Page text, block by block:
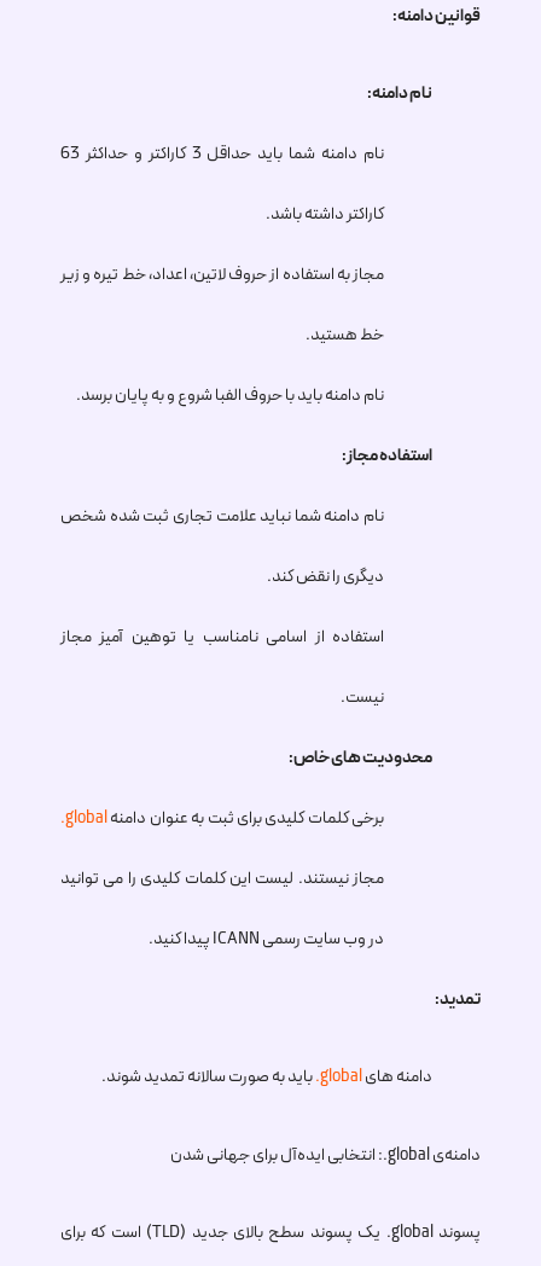
قوانین دامنه:
نام دامنه:
نام دامنه شما باید حداقل 3 کاراکتر و حداکثر 63
کاراکتر داشته باشد.
مجاز به استفاده از حروف لاتین، اعداد، خط تیره و زیر
خط هستید.
نام دامنه باید با حروف الفبا شروع و به پایان برسد.
استفاده مجاز:
نام دامنه شما نباید علامت تجاری ثبت شده شخص
دیگری را نقض کند.
استفاده از اسامی نامناسب یا توهین آمیز مجاز
نیست.
محدودیت های خاص:
برخی کلمات کلیدی برای ثبت به عنوان دامنه.global
مجاز نیستند. لیست این کلمات کلیدی را می توانید
در وب سایت رسمی ICANN پیدا کنید.
تمدید:
دامنه های.globalباید به صورت سالانه تمدید شوند.
دامنه‌ی.global: انتخابی ایده‌آل برای جهانی شدن
پسوند.global یک پسوند سطح بالای جدید (TLD) است که برای